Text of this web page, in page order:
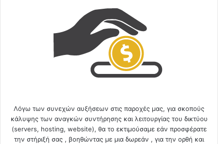
Λόγω των συνεχών αυξήσεων στις παροχές μας, για σκοπούς
κάλυψης των αναγκών συντήρησης και λειτουργίας του δικτύου
(servers, hosting, website), θα το εκτιμούσαμε εάν προσφέρατε
την στήριξή σας , βοηθώντας με μια δωρεάν , για την ορθή και